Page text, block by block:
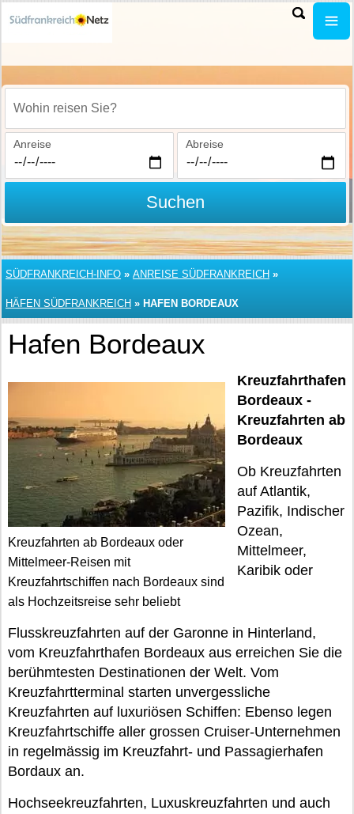
Wohin reisen Sie?
Anreise Abreise
Suchen
SÜDFRANKREICH-INFO » ANREISE SÜDFRANKREICH »
HÄFEN SÜDFRANKREICH » HAFEN BORDEAUX
Hafen Bordeaux
Kreuzfahrten ab Bordeaux oder
Mittelmeer-Reisen mit
Kreuzfahrtschiffen nach Bordeaux sind
als Hochzeitsreise sehr beliebt
Kreuzfahrthafen
Bordeaux -
Kreuzfahrten ab
Bordeaux
Ob Kreuzfahrten
auf Atlantik,
Pazifik, Indischer
Ozean,
Mittelmeer,
Karibik oder
Flusskreuzfahrten auf der Garonne in Hinterland,
vom Kreuzfahrthafen Bordeaux aus erreichen Sie die
berühmtesten Destinationen der Welt. Vom
Kreuzfahrtterminal starten unvergessliche
Kreuzfahrten auf luxuriösen Schiffen: Ebenso legen
Kreuzfahrtschiffe aller grossen Cruiser-Unternehmen
in regelmässig im Kreuzfahrt- und Passagierhafen
Bordaux an.
Hochseekreuzfahrten, Luxuskreuzfahrten und auch